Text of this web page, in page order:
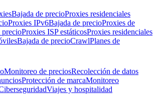
Bajada de precioProxies residenciales
Proxies IPv6Bajada de precioProxies de
precioProxies ISP estáticosProxies residenciales
Bajada de precioCrawlPlanes de
Monitoreo de preciosRecolección de datos
Protección de marcaMonitoreo
Viajes y hospitalidad